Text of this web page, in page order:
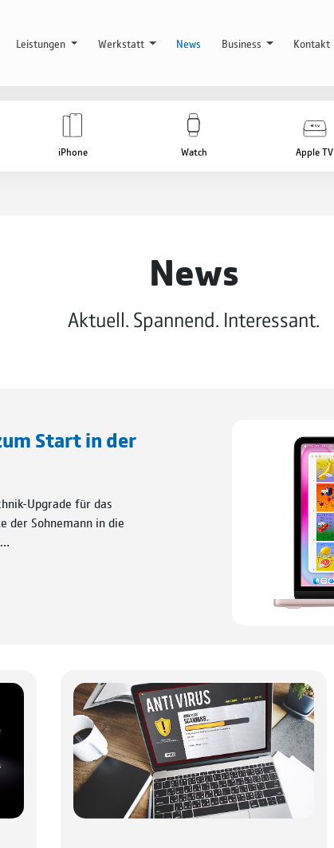
Leistungen Werkstatt News Business Kontakt
iPhone Watch Apple TV
News
Aktuell. Spannend. Interessant.
Start in der
Upgrade für das
der Sohnemann in die